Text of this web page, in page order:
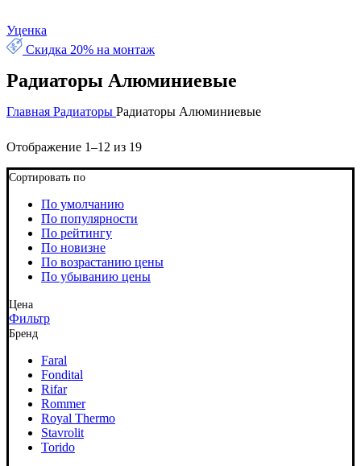
Уценка
Скидка 20% на монтаж
Радиаторы Алюминиевые
Главная Радиаторы Радиаторы Алюминиевые
Отображение 1–12 из 19
Сортировать по
По умолчанию
По популярности
По рейтингу
По новизне
По возрастанию цены
По убыванию цены
Цена
Фильтр
Бренд
Faral
Fondital
Rifar
Rommer
Royal Thermo
Stavrolit
Torido